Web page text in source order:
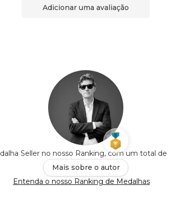
Adicionar uma avaliação
Seller no nosso Ranking, com um total de
Mais sobre o autor
Entenda o nosso Ranking de Medalhas